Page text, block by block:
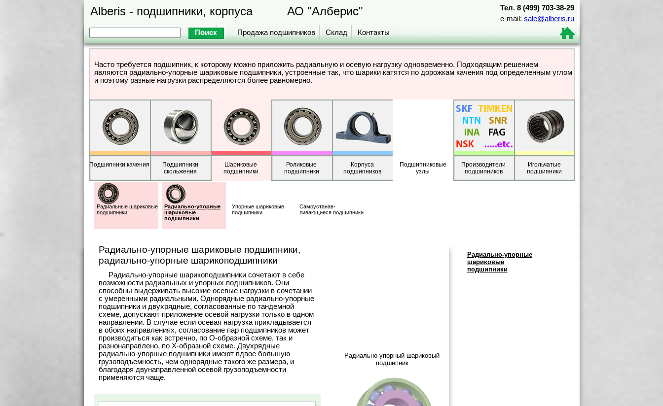
Alberis - подшипники, корпуса АО "Алберис"
Тел. 8 (499) 703-38-29
e-mail: sale@alberis.ru
Продажа подшипников
Склад Контакты
Часто требуется подшипник, к которому можно приложить радиальную и осевую нагрузку одновременно. Подходящим решением
являются радиально-упорные шариковые подшипники, устроенные так, что шарики катятся по дорожкам качения под определенным углом
и поэтому разные нагрузки распределяются более равномерно.
Подшипники качения
Подшипники
скольжения
Шариковые
подшипники
Роликовые
подшипники
Корпуса
подшипников
Подшипниковые
узлы
Производители
подшипников
Игольчатые
подшипники
Радиальные шариковые
подшипники
Радиально-упорные
шариковые
подшипники
Упорные шариковые
подшипники
Самоустанав-
ливающиеся подшипники
Радиально-упорные
шариковые
подшипники
Радиально-упорный шариковый
подшипник
Радиально-упорные шариковые подшипники,
радиально-упорные шарикоподшипники
Радиально-упорные шарикоподшипники сочетают в себе
возможности радиальных и упорных подшипников. Они
способны выдерживать высокие осевые нагрузки в сочетании
с умеренными радиальными. Однорядные радиально-упорные
подшипники и двухрядные, согласованные по тандемной
схеме, допускают приложение осевой нагрузки только в одном
направлении. В случае если осевая нагрузка прикладывается
в обоих направлениях, согласование пар подшипников может
производиться как встречно, по О-образной схеме, так и
разнонаправлено, по X-образной схеме. Двухрядные
радиально-упорные подшипники имеют вдвое большую
грузоподъемность, чем однорядные такого же размера, и
благодаря двунаправленной осевой грузоподъемности
применяются чаще.